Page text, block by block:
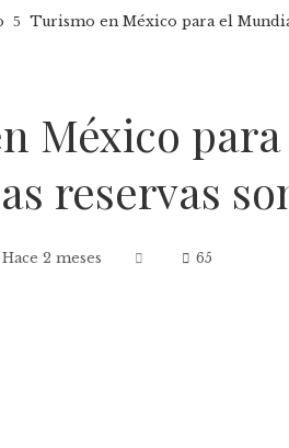
Turismo en México para el
México
reservas
Hace 2 meses 65